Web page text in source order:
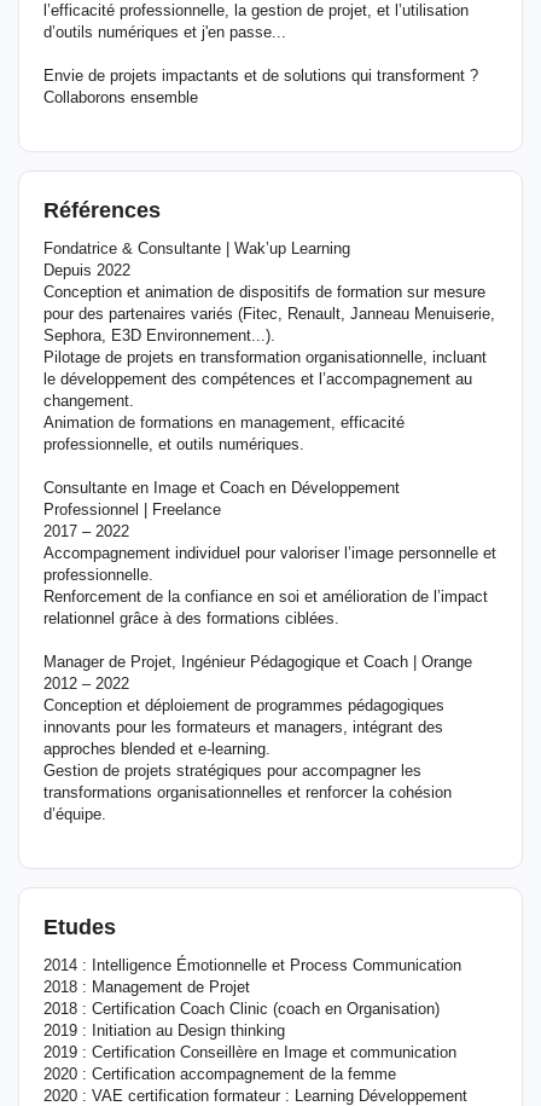
l’efficacité professionnelle, la gestion de projet, et l’utilisation
d’outils numériques et j'en passe...
Envie de projets impactants et de solutions qui transforment ?
Collaborons ensemble
Références
Fondatrice & Consultante | Wak’up Learning
Depuis 2022
Conception et animation de dispositifs de formation sur mesure
pour des partenaires variés (Fitec, Renault, Janneau Menuiserie,
Sephora, E3D Environnement...).
Pilotage de projets en transformation organisationnelle, incluant
le développement des compétences et l’accompagnement au
changement.
Animation de formations en management, efficacité
professionnelle, et outils numériques.
Consultante en Image et Coach en Développement
Professionnel | Freelance
2017 – 2022
Accompagnement individuel pour valoriser l’image personnelle et
professionnelle.
Renforcement de la confiance en soi et amélioration de l’impact
relationnel grâce à des formations ciblées.
Manager de Projet, Ingénieur Pédagogique et Coach | Orange
2012 – 2022
Conception et déploiement de programmes pédagogiques
innovants pour les formateurs et managers, intégrant des
approches blended et e-learning.
Gestion de projets stratégiques pour accompagner les
transformations organisationnelles et renforcer la cohésion
d’équipe.
Etudes
2014 : Intelligence Émotionnelle et Process Communication
2018 : Management de Projet
2018 : Certification Coach Clinic (coach en Organisation)
2019 : Initiation au Design thinking
2019 : Certification Conseillère en Image et communication
2020 : Certification accompagnement de la femme
2020 : VAE certification formateur : Learning Développement